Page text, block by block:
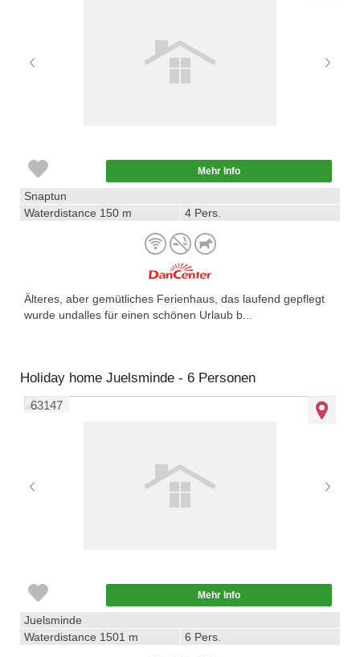
Mehr Info
Snaptun
Waterdistance 150 m
4 Pers.
Älteres, aber gemütliches Ferienhaus, das laufend gepflegt
wurde undalles für einen schönen Urlaub b...
Holiday home Juelsminde - 6 Personen
63147
Mehr Info
Juelsminde
Waterdistance 1501 m
6 Pers.